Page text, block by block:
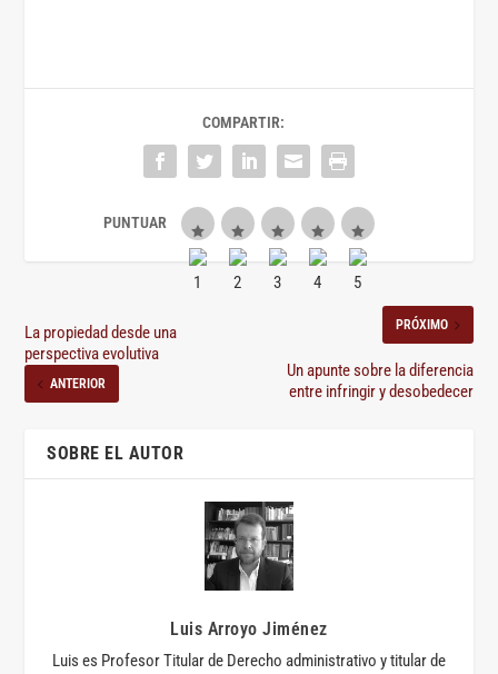
COMPARTIR:
La propiedad desde una
perspectiva evolutiva
ANTERIOR
PRÓXIMO
Un apunte sobre la diferencia
entre infringir y desobedecer
SOBRE EL AUTOR
Luis Arroyo Jiménez
Luis es Profesor Titular de Derecho administrativo y titular de